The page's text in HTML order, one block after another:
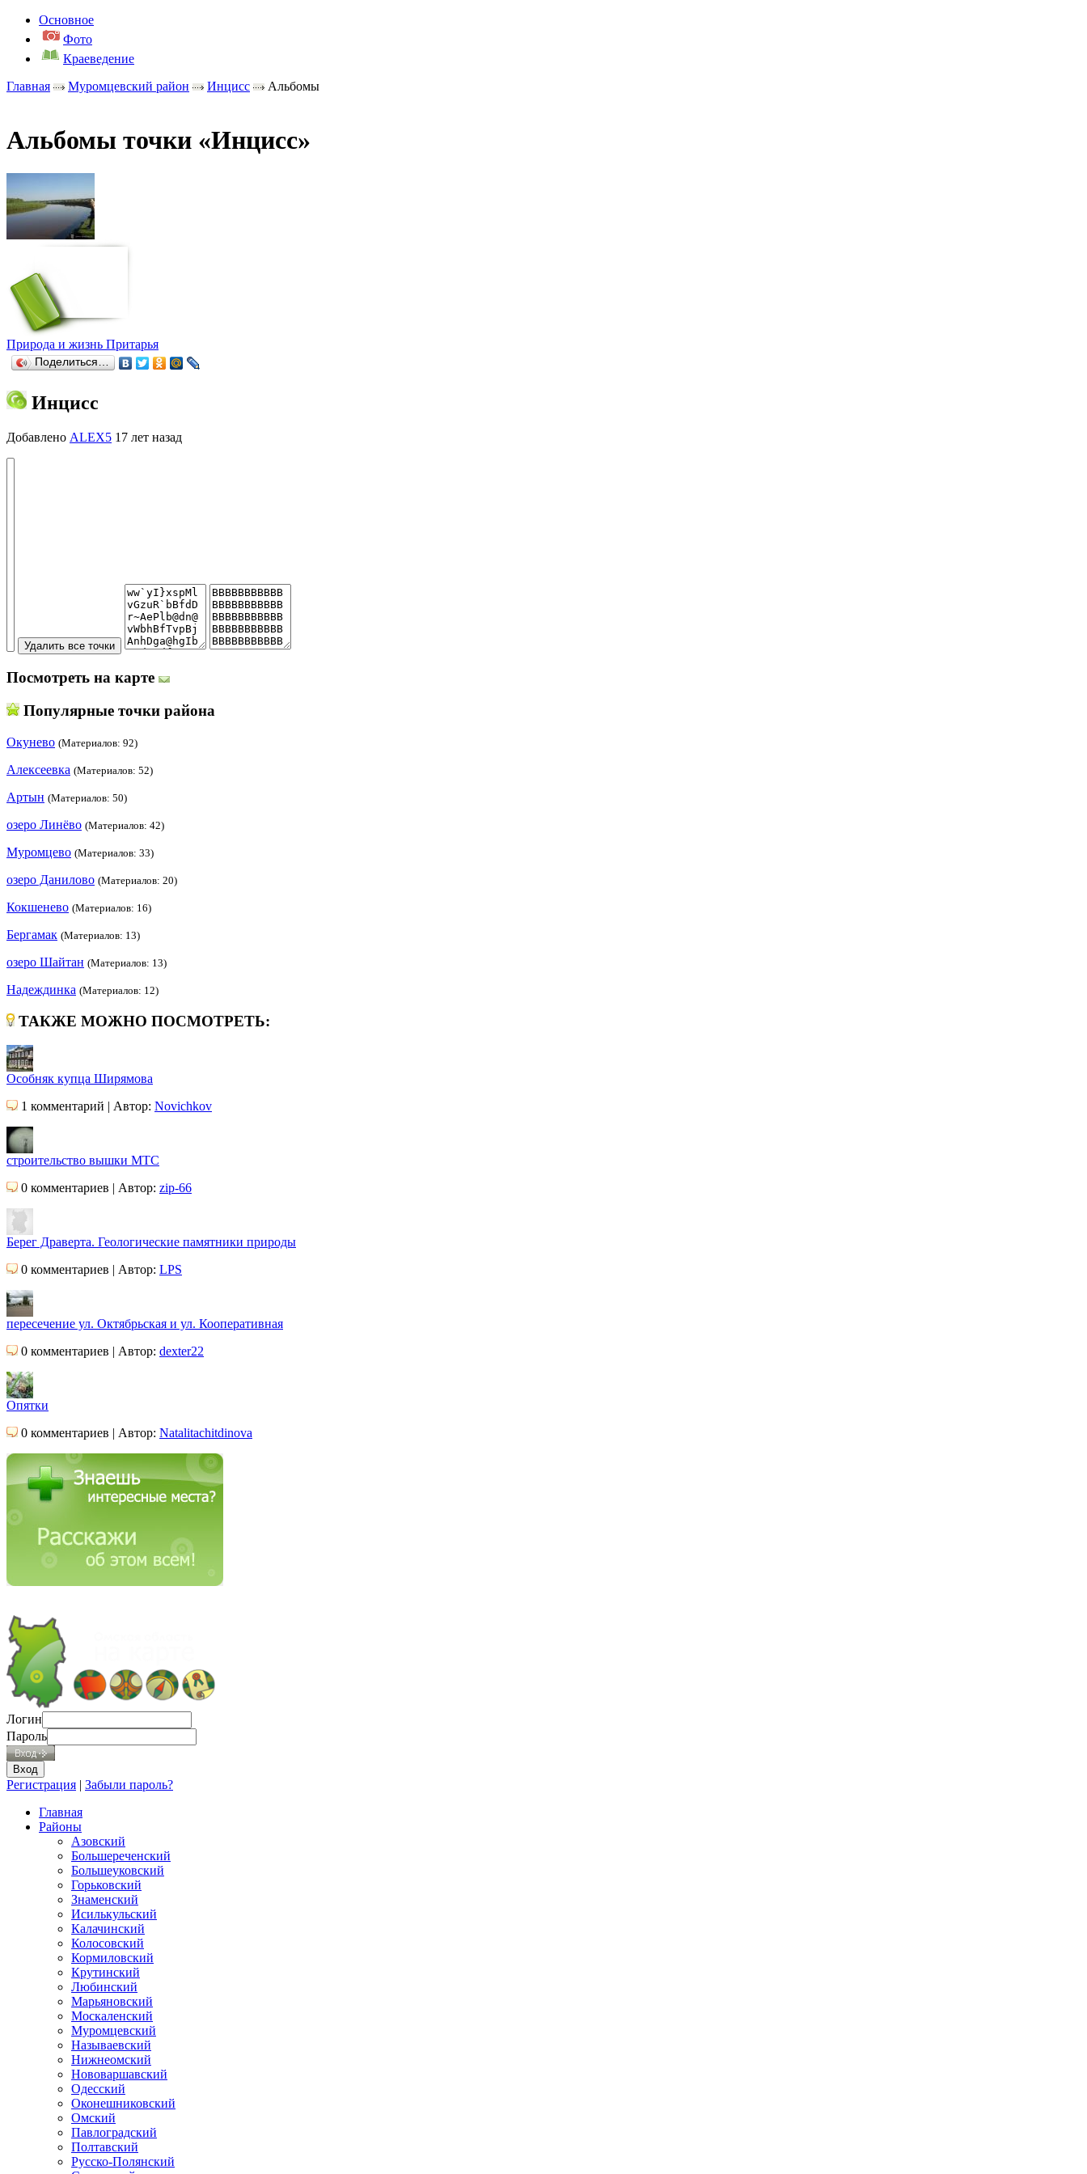
Основное
Фото
Краеведение
Главная
Муромцевский район Инцисс Альбомы
Альбомы точки «Инцисс»
Природа и жизнь Притарья
Поделиться…
Инцисс
Добавлено ALEX5 17 лет назад
Посмотреть на карте
Популярные точки района
Окунево (Материалов: 92)
Алексеевка (Материалов: 52)
Артын (Материалов: 50)
озеро Линёво (Материалов: 42)
Муромцево (Материалов: 33)
озеро Данилово (Материалов: 20)
Кокшенево (Материалов: 16)
Бергамак (Материалов: 13)
озеро Шайтан (Материалов: 13)
Надеждинка (Материалов: 12)
ТАКЖЕ МОЖНО ПОСМОТРЕТЬ:
Особняк купца Ширямова
1 комментарий | Автор: Novichkov
строительство вышки МТС
0 комментариев | Автор: zip-66
Берег Драверта. Геологические памятники природы
0 комментариев | Автор: LPS
пересечение ул. Октябрьская и ул. Кооперативная
0 комментариев | Автор: dexter22
Опятки
0 комментариев | Автор: Natalitachitdinova
Логин
Пароль
Регистрация | Забыли пароль?
Главная
Районы
Азовский
Большереченский
Большеуковский
Горьковский
Знаменский
Исилькульский
Калачинский
Колосовский
Кормиловский
Крутинский
Любинский
Марьяновский
Москаленский
Муромцевский
Называевский
Нижнеомский
Нововаршавский
Одесский
Оконешниковский
Омский
Павлоградский
Полтавский
Русско-Полянский